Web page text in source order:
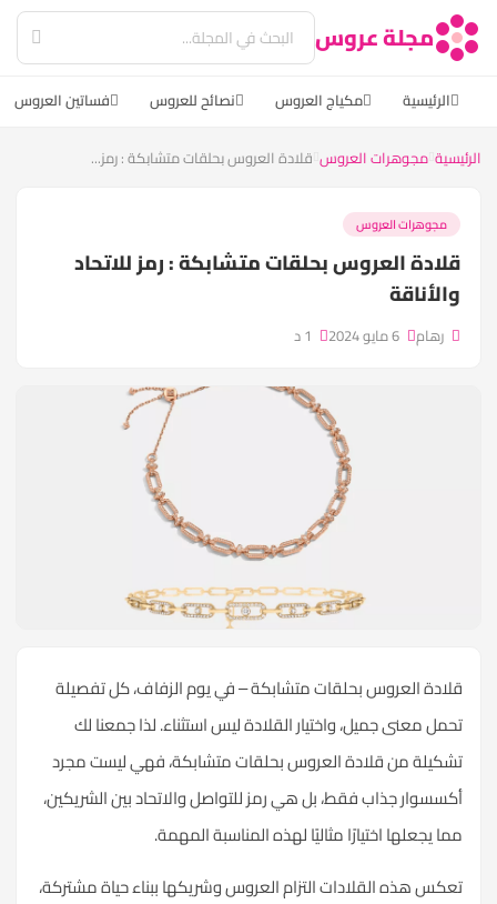
مجلة عروس
الرئيسية مكياج العروس نصائح للعروس فساتين العروس
الرئيسية مجوهرات العروس قلادة العروس بحلقات متشابكة : رمز...
مجوهرات العروس
قلادة العروس بحلقات متشابكة : رمز للاتحاد
والأناقة
رهام
قلادة العروس بحلقات متشابكة – في يوم الزفاف، كل تفصيلة
تحمل معنى جميل، واختيار القلادة ليس استثناء. لذا جمعنا لك
تشكيلة من قلادة العروس بحلقات متشابكة، فهي ليست مجرد
أكسسوار جذاب فقط، بل هي رمز للتواصل والاتحاد بين الشريكين،
مما يجعلها اختيارًا مثاليًا لهذه المناسبة المهمة.
تعكس هذه القلادات التزام العروس وشريكها ببناء حياة مشتركة،